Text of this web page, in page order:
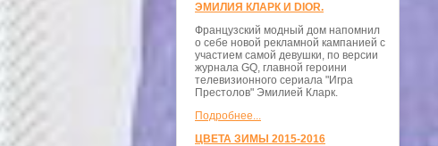
ЭМИЛИЯ КЛАРК И DIOR.
Французский модный дом напомнил
о себе новой рекламной кампанией с
участием самой девушки, по версии
журнала GQ, главной героини
телевизионного сериала "Игра
Престолов" Эмилией Кларк.
Подробнее...
ЦВЕТА ЗИМЫ 2015-2016